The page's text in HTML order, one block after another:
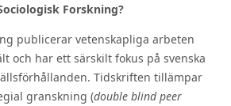
Forskning?
publicerar vetenskapliga arbeten
och har ett särskilt fokus på svenska
Tidskriften tillämpar
granskning (double blind peer